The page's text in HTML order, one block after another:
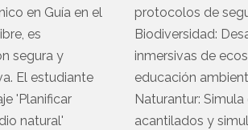
en Guía en el
es
segura y
El estudiante
'Planificar
natural'
protocolos de
Biodiversidad:
inmersivas de
educación
Naturantur:
acantilados y